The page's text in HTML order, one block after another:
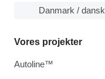
Danmark / dansk
Vores projekter
Autoline™